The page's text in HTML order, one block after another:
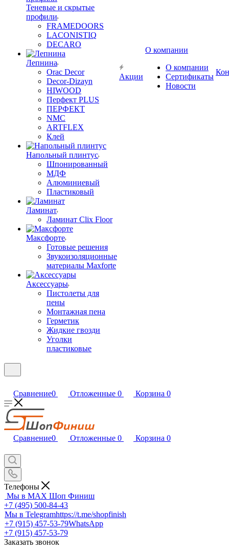
Теневые и скрытые
профили
FRAMEDOORS
LACONISTIQ
DECARO
Лепнина
Orac Decor
Decor-Dizayn
HIWOOD
Перфект PLUS
ПЕРФЕКТ
NMC
ARTFLEX
Клей
Напольный плинтус
Шпонированный
МДФ
Алюминиевый
Пластиковый
Ламинат
Ламинат Clix Floor
Максфорте
Готовые решения
Звукоизоляционные
материалы Maxforte
Аксессуары
Пистолеты для
пены
Монтажная пена
Герметик
Жидкие гвозди
Уголки
пластиковые
Акции
О компании
О компании
Сертификаты
Новости
Сравнение0 Отложенные 0 Корзина 0
Сравнение0 Отложенные 0 Корзина 0
Телефоны
Мы в MAX Шоп Финиш
+7 (495) 500-84-43
Мы в Telegramhttps://t.me/shopfinish
+7 (915) 457-53-79WhatsApp
+7 (915) 457-53-79
Заказать звонок